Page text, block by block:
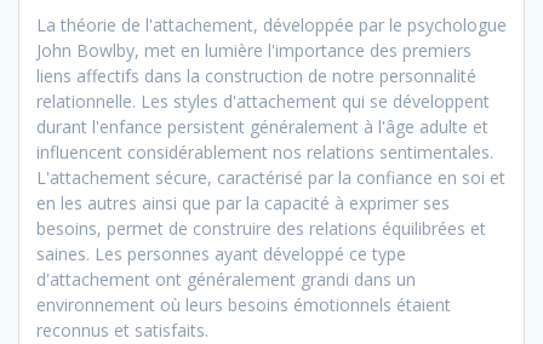
La théorie de l'attachement, développée par le psychologue
John Bowlby, met en lumière l'importance des premiers
liens affectifs dans la construction de notre personnalité
relationnelle. Les styles d'attachement qui se développent
durant l'enfance persistent généralement à l'âge adulte et
influencent considérablement nos relations sentimentales.
L'attachement sécure, caractérisé par la confiance en soi et
en les autres ainsi que par la capacité à exprimer ses
besoins, permet de construire des relations équilibrées et
saines. Les personnes ayant développé ce type
d'attachement ont généralement grandi dans un
environnement où leurs besoins émotionnels étaient
reconnus et satisfaits.